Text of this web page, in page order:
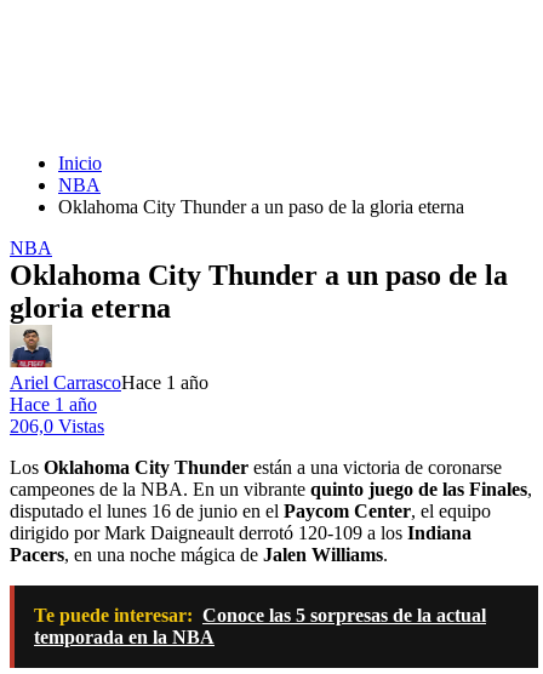
Inicio
NBA
Oklahoma City Thunder a un paso de la gloria eterna
NBA
Oklahoma City Thunder a un paso de la
gloria eterna
Ariel CarrascoHace 1 año
Hace 1 año
206,0 Vistas
Los Oklahoma City Thunder están a una victoria de coronarse
campeones de la NBA. En un vibrante quinto juego de las Finales,
disputado el lunes 16 de junio en el Paycom Center, el equipo
dirigido por Mark Daigneault derrotó 120-109 a los Indiana
Pacers, en una noche mágica de Jalen Williams.
Te puede interesar: Conoce las 5 sorpresas de la actual
temporada en la NBA